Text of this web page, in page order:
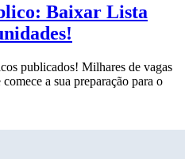
Baixar Lista
publicados! Milhares de vagas
a sua preparação para o